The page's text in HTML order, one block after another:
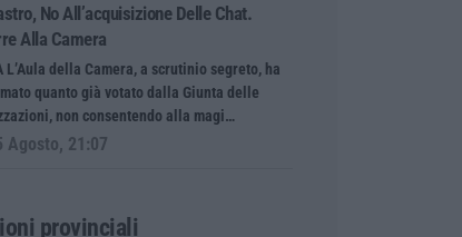
No All’acquisizione Delle Chat.
Alla Camera
L’Aula della Camera, a scrutinio segreto, ha
quanto già votato dalla Giunta delle
non consentendo alla magi…
Agosto, 21:07
provinciali